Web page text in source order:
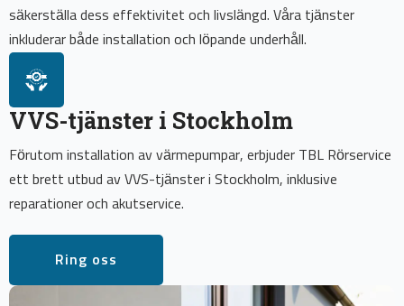
säkerställa dess effektivitet och livslängd. Våra tjänster
inkluderar både installation och löpande underhåll.
VVS-tjänster i Stockholm
Förutom installation av värmepumpar, erbjuder TBL Rörservice
ett brett utbud av VVS-tjänster i Stockholm, inklusive
reparationer och akutservice.
Ring oss